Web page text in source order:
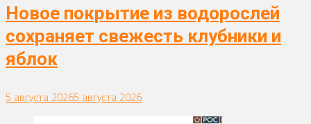
Новое покрытие из водорослей
сохраняет свежесть клубники и
яблок
5 августа 20265 августа 2026